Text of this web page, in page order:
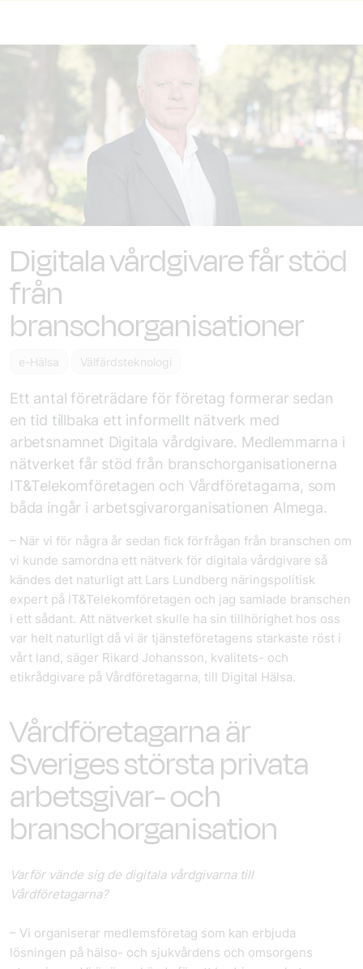
Digitala vårdgivare får stöd
från
branschorganisationer
e-Hälsa Välfärdsteknologi
Ett antal företrädare för företag formerar sedan
en tid tillbaka ett informellt nätverk med
arbetsnamnet Digitala vårdgivare. Medlemmarna i
nätverket får stöd från branschorganisationerna
IT&Telekomföretagen och Vårdföretagarna, som
båda ingår i arbetsgivarorganisationen Almega.
– När vi för några år sedan fick förfrågan från branschen om
vi kunde samordna ett nätverk för digitala vårdgivare så
kändes det naturligt att Lars Lundberg näringspolitisk
expert på IT&Telekomföretagen och jag samlade branschen
i ett sådant. Att nätverket skulle ha sin tillhörighet hos oss
var helt naturligt då vi är tjänsteföretagens starkaste röst i
vårt land, säger Rikard Johansson, kvalitets- och
etikrådgivare på Vårdföretagarna, till Digital Hälsa.
Vårdföretagarna är
Sveriges största privata
arbetsgivar- och
branschorganisation
Varför vände sig de digitala vårdgivarna till
Vårdföretagarna?
– Vi organiserar medlemsföretag som kan erbjuda
lösningen på hälso- och sjukvårdens och omsorgens